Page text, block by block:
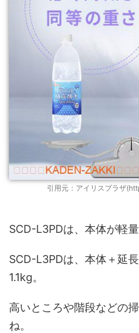
引用元：アイリスプラザ
SCD-L3PDは、本体が軽量
SCD-L3PDは、本体＋延
1.1kg。
高いところや階段などの
ね。